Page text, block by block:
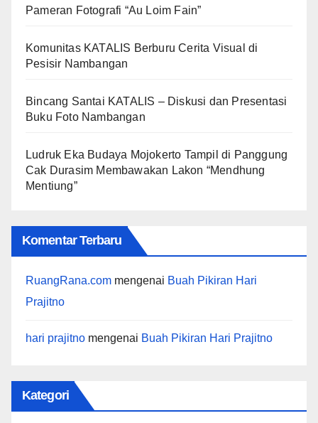
Pameran Fotografi “Au Loim Fain”
Komunitas KATALIS Berburu Cerita Visual di
Pesisir Nambangan
Bincang Santai KATALIS – Diskusi dan Presentasi
Buku Foto Nambangan
Ludruk Eka Budaya Mojokerto Tampil di Panggung
Cak Durasim Membawakan Lakon “Mendhung
Mentiung”
Komentar Terbaru
RuangRana.com mengenai Buah Pikiran Hari
Prajitno
hari prajitno mengenai Buah Pikiran Hari Prajitno
Kategori